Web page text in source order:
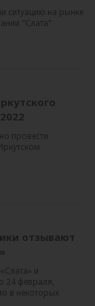
ситуацию на рынке
"Слата"
провести
отзывают
и
24 февраля,
в некоторых